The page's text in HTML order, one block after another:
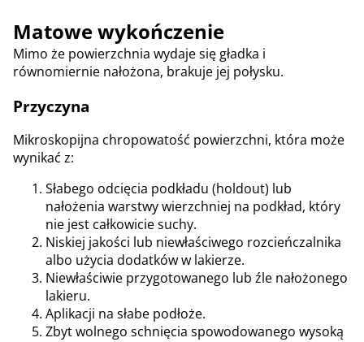
Matowe wykończenie
Mimo że powierzchnia wydaje się gładka i
równomiernie nałożona, brakuje jej połysku.
Przyczyna
Mikroskopijna chropowatość powierzchni, która może
wynikać z:
Słabego odcięcia podkładu (holdout) lub
nałożenia warstwy wierzchniej na podkład, który
nie jest całkowicie suchy.
Niskiej jakości lub niewłaściwego rozcieńczalnika
albo użycia dodatków w lakierze.
Niewłaściwie przygotowanego lub źle nałożonego
lakieru.
Aplikacji na słabe podłoże.
Zbyt wolnego schnięcia spowodowanego wysoką